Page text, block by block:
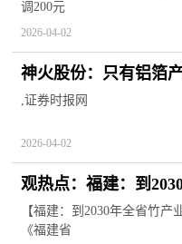
调200元
2026-04-02
神火股份：只有铝箔
例约20%_焦点热门
,证券时报网
2026-04-02
观热点：福建：到
突破1500亿元
【福建：到2030年全省竹产
《福建省